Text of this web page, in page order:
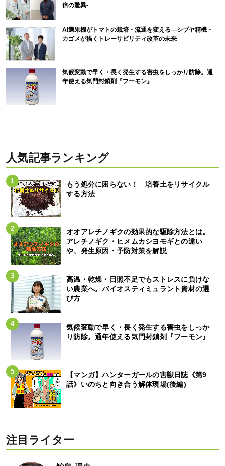
倍の驚異-
AI選果機がトマトの栽培・流通を変える―シブヤ精機・
カゴメが描くトレーサビリティ改革の未来
気候変動で早く・長く発生する害虫をしっかり防除。通
年使える気門封鎖剤『フーモン』
人気記事ランキング
もう処分に困らない！ 培養土をリサイクル
する方法
オオアレチノギクの効果的な駆除方法とは。
アレチノギク・ヒメムカシヨモギとの違い
や、発生原因・予防対策を解説
高温・乾燥・日照不足でもストレスに負けな
い農業へ。バイオスティミュラント資材の選
び方
気候変動で早く・長く発生する害虫をしっか
り防除。通年使える気門封鎖剤『フーモン』
【マンガ】ハンターガールの害獣日誌《第9
話》いのちと向き合う解体現場(後編)
注目ライター